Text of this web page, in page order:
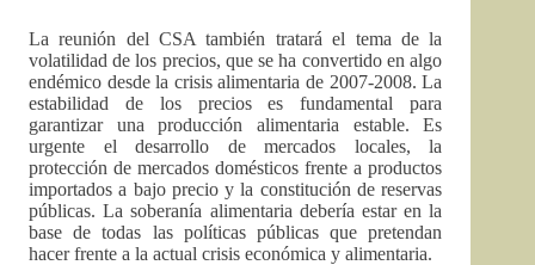
La reunión del CSA también tratará el tema de la
volatilidad de los precios, que se ha convertido en algo
endémico desde la crisis alimentaria de 2007-2008. La
estabilidad de los precios es fundamental para
garantizar una producción alimentaria estable. Es
urgente el desarrollo de mercados locales, la
protección de mercados domésticos frente a productos
importados a bajo precio y la constitución de reservas
públicas. La soberanía alimentaria debería estar en la
base de todas las políticas públicas que pretendan
hacer frente a la actual crisis económica y alimentaria.